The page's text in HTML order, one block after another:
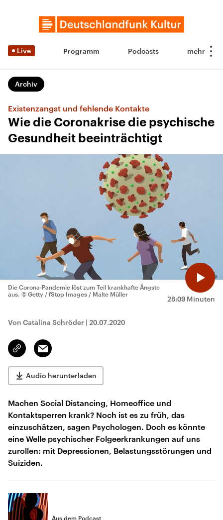
Live Programm Podcasts
Archiv
Existenzangst und fehlende Kontakte
Wie die Coronakrise die psychische
Gesundheit beeinträchtigt
28:09 Minuten
Die Corona-Pandemie löst zum Teil krankhafte Ängste
aus. © Getty / fStop Images / Malte Müller
Von Catalina Schröder | 20.07.2020
Link
kopieren/teilen
Email
Audio herunterladen
Machen Social Distancing, Homeoffice und
Kontaktsperren krank? Noch ist es zu früh, das
einzuschätzen, sagen Psychologen. Doch es könnte
eine Welle psychischer Folgeerkrankungen auf uns
zurollen: mit Depressionen, Belastungsstörungen und
Suiziden.
Aus dem Podcast